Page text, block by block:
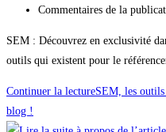
Commentaires de la
SEM : Découvrez en exclusivité
outils qui existent pour le
Continuer la lectureSEM, les outils
blog !